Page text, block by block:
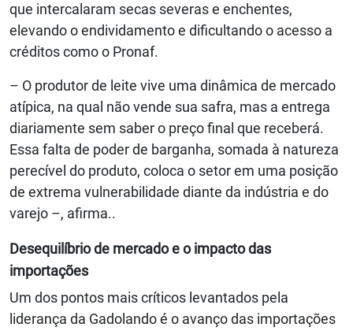
que intercalaram secas severas e enchentes,
elevando o endividamento e dificultando o acesso a
créditos como o Pronaf.
– O produtor de leite vive uma dinâmica de mercado
atípica, na qual não vende sua safra, mas a entrega
diariamente sem saber o preço final que receberá.
Essa falta de poder de barganha, somada à natureza
perecível do produto, coloca o setor em uma posição
de extrema vulnerabilidade diante da indústria e do
varejo –, afirma..
Desequilíbrio de mercado e o impacto das
importações
Um dos pontos mais críticos levantados pela
liderança da Gadolando é o avanço das importações